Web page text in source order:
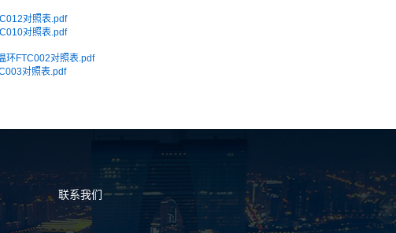
对照表.pdf
对照表.pdf
环FTC002对照表.pdf
对照表.pdf
联系我们